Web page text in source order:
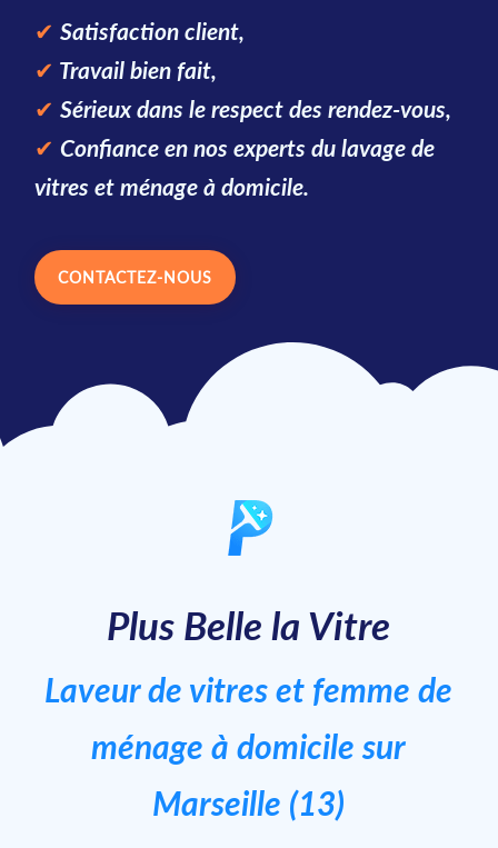
✔ Satisfaction client,
✔ Travail bien fait,
✔ Sérieux dans le respect des rendez-vous,
✔ Confiance en nos experts du lavage de
vitres et ménage à domicile.
CONTACTEZ-NOUS
Plus Belle la Vitre
Laveur de vitres et femme de
ménage à domicile sur
Marseille (13)